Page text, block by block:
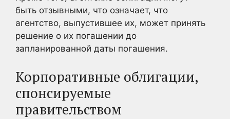
быть отзывными, что означает, что
агентство, выпустившее их, может принять
решение о их погашении до
запланированной даты погашения.
Корпоративные облигации,
спонсируемые
правительством